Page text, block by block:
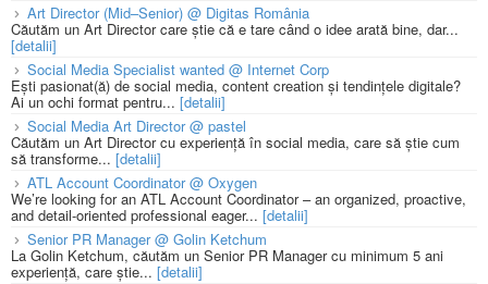
Art Director (Mid–Senior) @ Digitas România
Căutăm un Art Director care știe că e tare când o idee arată bine, dar...
[detalii]
Social Media Specialist wanted @ Internet Corp
Ești pasionat(ă) de social media, content creation și tendințele digitale?
Ai un ochi format pentru... [detalii]
Social Media Art Director @ pastel
Căutăm un Art Director cu experiență în social media, care să știe cum
să transforme... [detalii]
ATL Account Coordinator @ Oxygen
We’re looking for an ATL Account Coordinator – an organized, proactive,
and detail-oriented professional eager... [detalii]
Senior PR Manager @ Golin Ketchum
La Golin Ketchum, căutăm un Senior PR Manager cu minimum 5 ani
experiență, care știe... [detalii]